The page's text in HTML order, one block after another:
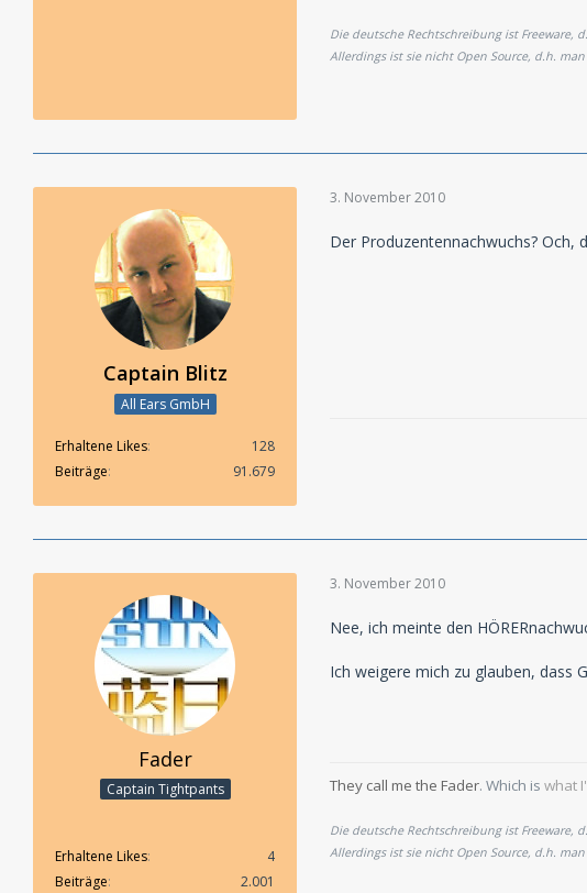
Die deutsche Rechtschreibung ist Freeware,
Allerdings ist sie nicht Open Source, d.h.
Captain Blitz
All Ears GmbH
Erhaltene Likes
128
Beiträge
91.679
3. November 2010
Der Produzentennachwuchs? Och,
Fader
Captain Tightpants
Erhaltene Likes
4
Beiträge
2.001
3. November 2010
Nee, ich meinte den
Ich weigere mich zu glauben, dass
They call me the Fader. Which is what
Die deutsche Rechtschreibung ist Freeware,
Allerdings ist sie nicht Open Source, d.h.